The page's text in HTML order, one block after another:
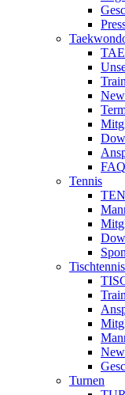
Tennis
Tischtennis
Turnen